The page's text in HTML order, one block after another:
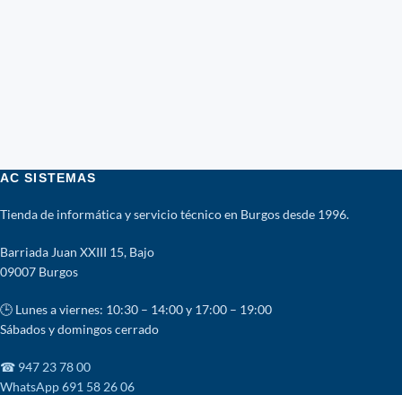
AC SISTEMAS
Tienda de informática y servicio técnico en Burgos desde 1996.
Barriada Juan XXIII 15, Bajo
09007 Burgos
🕒 Lunes a viernes: 10:30 – 14:00 y 17:00 – 19:00
Sábados y domingos cerrado
☎ 947 23 78 00
WhatsApp 691 58 26 06